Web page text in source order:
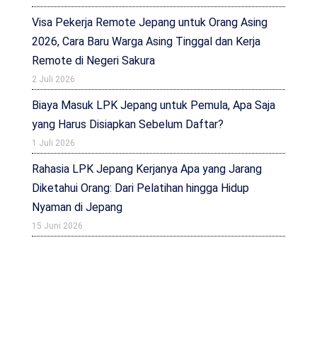
Visa Pekerja Remote Jepang untuk Orang Asing
2026, Cara Baru Warga Asing Tinggal dan Kerja
Remote di Negeri Sakura
2 Juli 2026
Biaya Masuk LPK Jepang untuk Pemula, Apa Saja
yang Harus Disiapkan Sebelum Daftar?
1 Juli 2026
Rahasia LPK Jepang Kerjanya Apa yang Jarang
Diketahui Orang: Dari Pelatihan hingga Hidup
Nyaman di Jepang
15 Juni 2026